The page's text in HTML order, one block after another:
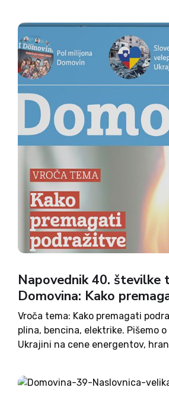
kakšne bodo npr. cene elektrike
Ravno strah pred podražitvami...
Napovednik 40. številke
Domovina: Kako
Vroča tema: Kako premagati
plina, bencina, elektrike. Pišemo
Ukrajini na cene energentov,
pomagamo sami? Preberite v
nastaviti na...